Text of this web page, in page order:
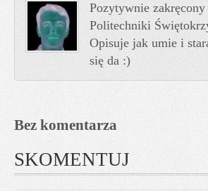
Pozytywnie
Politechniki
Opisuje jak umie i
się da :)
Bez komentarza
SKOMENTUJ